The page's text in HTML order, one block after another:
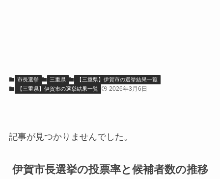
市長選挙 三重県
【三重県】伊賀市の選挙結果一覧
【三重県】伊賀市の選挙結果一覧
2026年3月6日
記事が見つかりませんでした。
伊賀市長選挙の投票率と候補者数の推移